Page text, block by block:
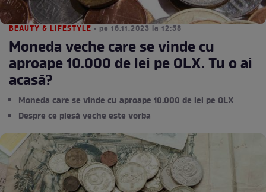
BEAUTY & LIFESTYLE • pe 16.11.2023 la 12:58
Moneda veche care se vinde cu
aproape 10.000 de lei pe OLX. Tu o ai
acasă?
Moneda care se vinde cu aproape 10.000 de lei pe OLX
Despre ce piesă veche este vorba